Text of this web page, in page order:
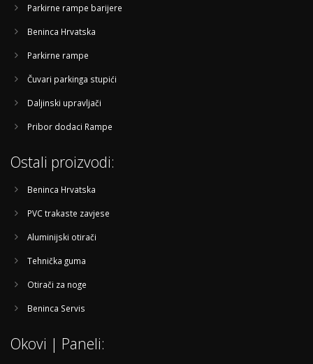
Parkirne rampe barijere
Beninca Hrvatska
Parkirne rampe
Čuvari parkinga stupići
Daljinski upravljači
Pribor dodaci Rampe
Ostali proizvodi:
Beninca Hrvatska
PVC trakaste zavjese
Aluminijski otirači
Tehnička guma
Otirači za noge
Beninca Servis
Okovi | Paneli: